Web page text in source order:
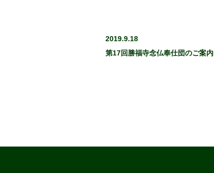
2019.9.18
第17回勝福寺念仏奉仕団のご案内